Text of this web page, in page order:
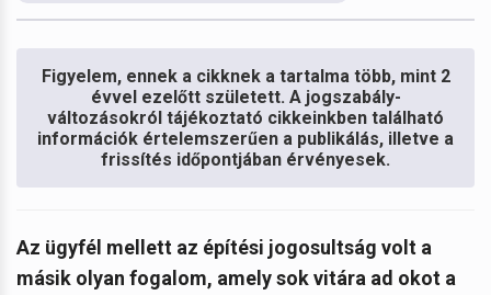
Figyelem, ennek a cikknek a tartalma több, mint 2
évvel ezelőtt született. A jogszabály-
változásokról tájékoztató cikkeinkben található
információk értelemszerűen a publikálás, illetve a
frissítés időpontjában érvényesek.
Az ügyfél mellett az építési jogosultság volt a
másik olyan fogalom, amely sok vitára ad okot a